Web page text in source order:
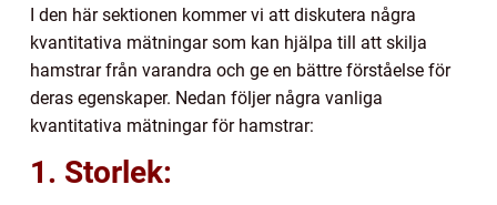
I den här sektionen kommer vi att diskutera några
kvantitativa mätningar som kan hjälpa till att skilja
hamstrar från varandra och ge en bättre förståelse för
deras egenskaper. Nedan följer några vanliga
kvantitativa mätningar för hamstrar:
1. Storlek: